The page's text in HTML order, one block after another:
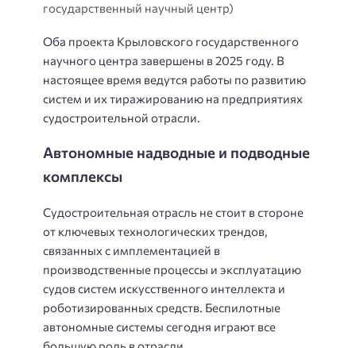
государственный научный центр)
Оба проекта Крыловского государственного
научного центра завершены в 2025 году. В
настоящее время ведутся работы по развитию
систем и их тиражированию на предприятиях
судостроительной отрасли.
Автономные надводные и подводные
комплексы
Судостроительная отрасль не стоит в стороне
от ключевых технологических трендов,
связанных с имплементацией в
производственные процессы и эксплуатацию
судов систем искусственного интеллекта и
роботизированных средств. Беспилотные
автономные системы сегодня играют все